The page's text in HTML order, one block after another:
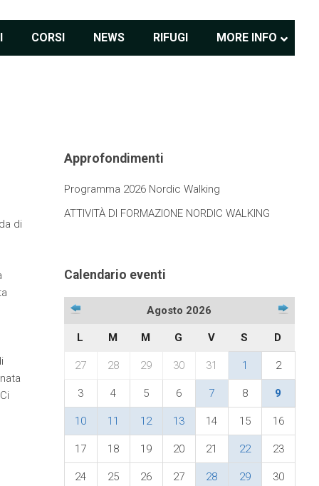
CORSI NEWS RIFUGI MORE INFO
di
Approfondimenti
Programma 2026 Nordic Walking
ATTIVITÀ DI FORMAZIONE NORDIC WALKING
Calendario eventi
Agosto 2026
L M M G V S D
27 28 29 30 31 1 2
3 4 5 6 7 8 9
10 11 12 13 14 15 16
17 18 19 20 21 22 23
24 25 26 27 28 29 30